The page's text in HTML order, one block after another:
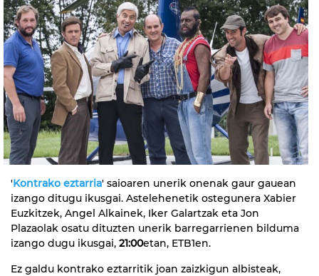
'Kontrako eztarria' saioaren unerik onenak gaur gauean
izango ditugu ikusgai. Astelehenetik ostegunera Xabier
Euzkitzek, Angel Alkainek, Iker Galartzak eta Jon
Plazaolak osatu dituzten unerik barregarrienen bilduma
izango dugu ikusgai, 21:00etan, ETB1en.
Ez galdu kontrako eztarritik joan zaizkigun albisteak,